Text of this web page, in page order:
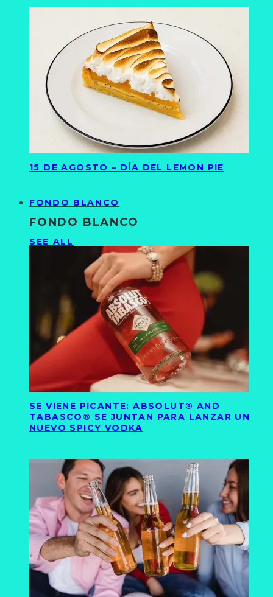
15 DE AGOSTO – DÍA DEL LEMON PIE
FONDO BLANCO
FONDO BLANCO
SEE ALL
SE VIENE PICANTE: ABSOLUT® AND
TABASCO® SE JUNTAN PARA LANZAR UN
NUEVO SPICY VODKA